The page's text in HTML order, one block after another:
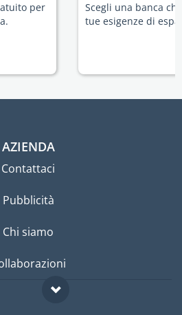
per
Scegli una banca
tue esigenze di
AZIENDA
Contattaci
Pubblicità
Chi siamo